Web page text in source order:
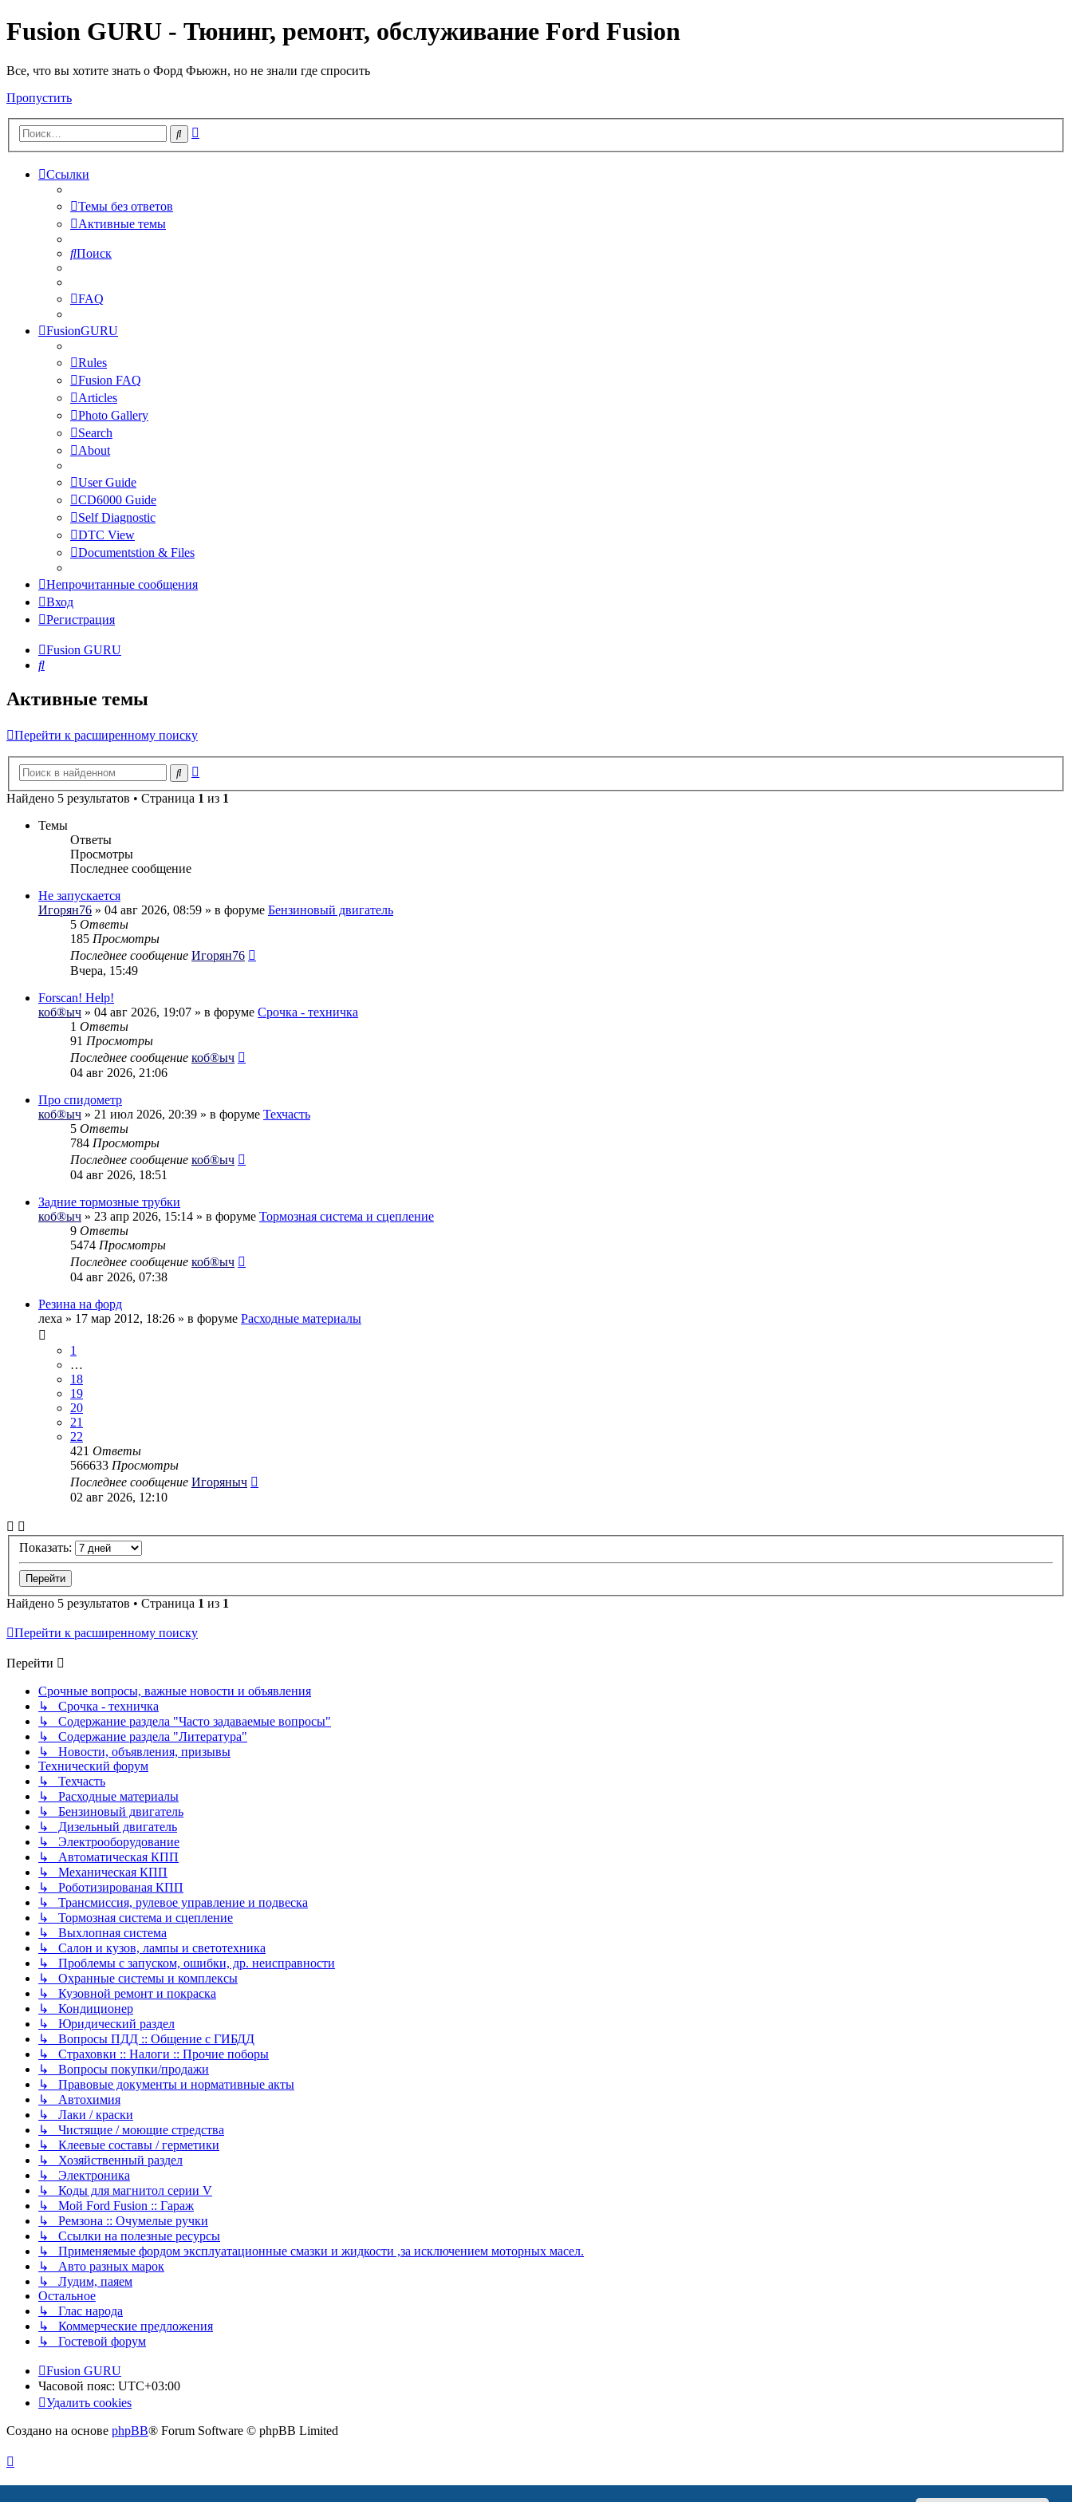
Fusion GURU - Тюнинг, ремонт, обслуживание Ford Fusion
Все, что вы хотите знать о Форд Фьюжн, но не знали где спросить
Пропустить
Поиск
Ссылки
Темы без ответов
Активные темы
Поиск
FAQ
FusionGURU
Rules
Fusion FAQ
Articles
Photo Gallery
Search
About
User Guide
CD6000 Guide
Self Diagnostic
DTC View
Documentstion & Files
Непрочитанные сообщения
Вход
Регистрация
Fusion GURU
Поиск
Активные темы
Перейти к расширенному поиску
Поиск
Найдено 5 результатов • Страница 1 из 1
Темы
Ответы
Просмотры
Последнее сообщение
Не запускается
Игорян76 » 04 авг 2026, 08:59 » в форуме Бензиновый двигатель
5 Ответы
185 Просмотры
Последнее сообщение Игорян76
Вчера, 15:49
Forscan! Help!
коб®ыч » 04 авг 2026, 19:07 » в форуме Срочка - техничка
1 Ответы
91 Просмотры
Последнее сообщение коб®ыч
04 авг 2026, 21:06
Про спидометр
коб®ыч » 21 июл 2026, 20:39 » в форуме Техчасть
5 Ответы
784 Просмотры
Последнее сообщение коб®ыч
04 авг 2026, 18:51
Задние тормозные трубки
коб®ыч » 23 апр 2026, 15:14 » в форуме Тормозная система и сцепление
9 Ответы
5474 Просмотры
Последнее сообщение коб®ыч
04 авг 2026, 07:38
Резина на форд
леха » 17 мар 2012, 18:26 » в форуме Расходные материалы
1
…
18
19
20
21
22
421 Ответы
566633 Просмотры
Последнее сообщение Игоряныч
02 авг 2026, 12:10
Показать:
Найдено 5 результатов • Страница 1 из 1
Перейти к расширенному поиску
Перейти
Срочные вопросы, важные новости и объявления
↳ Срочка - техничка
↳ Содержание раздела "Часто задаваемые вопросы"
↳ Содержание раздела "Литература"
↳ Новости, объявления, призывы
Технический форум
↳ Техчасть
↳ Расходные материалы
↳ Бензиновый двигатель
↳ Дизельный двигатель
↳ Электрооборудование
↳ Автоматическая КПП
↳ Механическая КПП
↳ Роботизированая КПП
↳ Трансмиссия, рулевое управление и подвеска
↳ Тормозная система и сцепление
↳ Выхлопная система
↳ Салон и кузов, лампы и светотехника
↳ Проблемы с запуском, ошибки, др. неисправности
↳ Охранные системы и комплексы
↳ Кузовной ремонт и покраска
↳ Кондиционер
↳ Юридический раздел
↳ Вопросы ПДД :: Общение с ГИБДД
↳ Страховки :: Налоги :: Прочие поборы
↳ Вопросы покупки/продажи
↳ Правовые документы и нормативные акты
↳ Автохимия
↳ Лаки / краски
↳ Чистящие / моющие стредства
↳ Клеевые составы / герметики
↳ Хозяйственный раздел
↳ Электроника
↳ Коды для магнитол серии V
↳ Мой Ford Fusion :: Гараж
↳ Ремзона :: Очумелые ручки
↳ Ссылки на полезные ресурсы
↳ Применяемые фордом эксплуатационные смазки и жидкости ,за исключением моторных масел.
↳ Авто разных марок
↳ Лудим, паяем
Остальное
↳ Глас народа
↳ Коммерческие предложения
↳ Гостевой форум
Fusion GURU
Часовой пояс: UTC+03:00
Удалить cookies
Создано на основе phpBB® Forum Software © phpBB Limited